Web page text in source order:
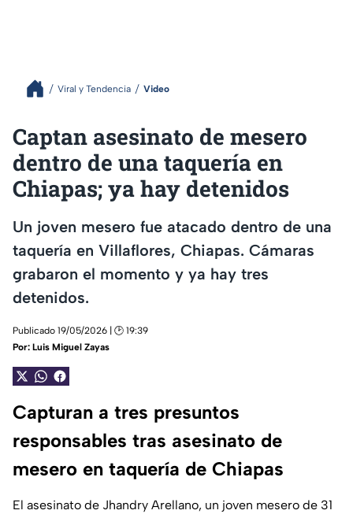
Viral y Tendencia Video
Captan asesinato de mesero
dentro de una taquería en
Chiapas; ya hay detenidos
Un joven mesero fue atacado dentro de una
taquería en Villaflores, Chiapas. Cámaras
grabaron el momento y ya hay tres
detenidos.
Publicado 19/05/2026 | 🕑 19:39
Por: Luis Miguel Zayas
Capturan a tres presuntos
responsables tras asesinato de
mesero en taquería de Chiapas
El asesinato de Jhandry Arellano, un joven mesero de 31